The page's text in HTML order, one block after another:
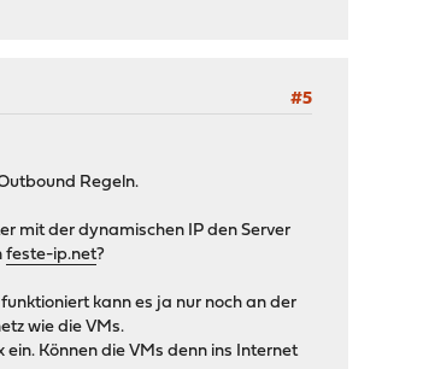
#5
Regeln.
mit der dynamischen IP den Server
feste-ip.net?
kann es ja nur noch an der
wie die VMs.
Können die VMs denn ins Internet